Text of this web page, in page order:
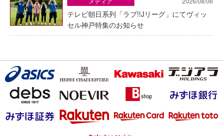
テレビ朝日系列「ラブ!!Jリーグ」にてヴィッ
セル神戸特集のお知らせ